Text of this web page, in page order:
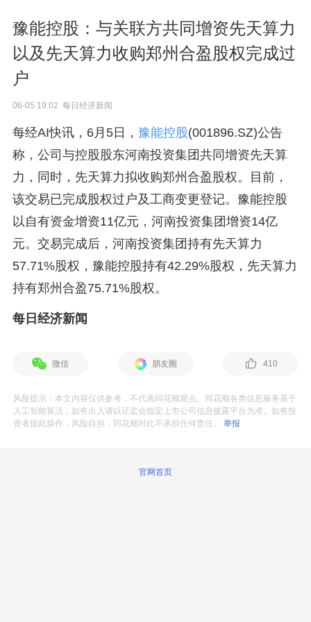
豫能控股：与关联方共同增资先天算力
以及先天算力收购郑州合盈股权完成过
户
06-05 19:02 每日经济新闻
每经AI快讯，6月5日， 豫能控股(001896.SZ)公告
称，公司与控股股东河南投资集团共同增资先天算
力，同时，先天算力拟收购郑州合盈股权。目前，
该交易已完成股权过户及工商变更登记。豫能控股
以自有资金增资11亿元，河南投资集团增资14亿
元。交易完成后，河南投资集团持有先天算力
57.71%股权，豫能控股持有42.29%股权，先天算力
持有郑州合盈75.71%股权。
每日经济新闻
微信 朋友圈 410
风险提示：本文内容仅供参考，不代表同花顺观点。同花顺各类信息服务基于
人工智能算法，如有出入请以证监会指定上市公司信息披露平台为准。如有投
资者据此操作，风险自担，同花顺对此不承担任何责任。举报
官网首页